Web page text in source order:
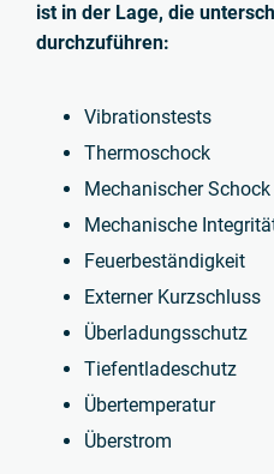
ist in der Lage, die
durchzuführen:
Vibrationstests
Thermoschock
Mechanischer Schock
Mechanische
Feuerbeständigkeit
Externer Kurzschluss
Überladungsschutz
Tiefentladeschutz
Übertemperatur
Überstrom